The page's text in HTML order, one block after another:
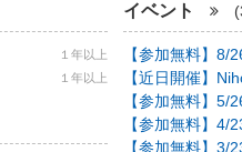
１年以上
１年以上
イベント
【参加無料】8/
【近日開催】
【参加無料】5/
【参加無料】4/
【参加無料】3/